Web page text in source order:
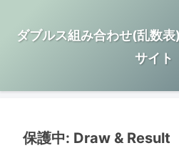
ダブルス組み合わせ(乱数
サイト
保護中: Draw & Result